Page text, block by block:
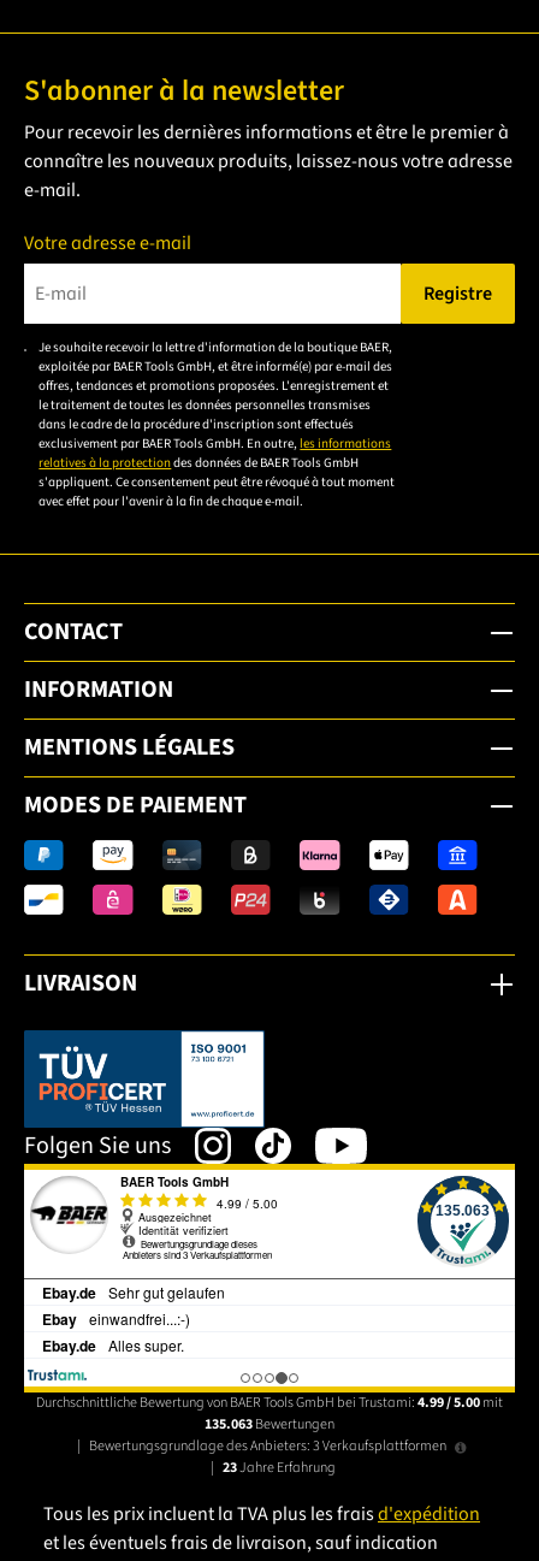
S'abonner à la newsletter
Pour recevoir les dernières informations et être le premier à
connaître les nouveaux produits, laissez-nous votre adresse
e-mail.
Votre adresse e-mail
Veuillez saisir une adresse e-mail valide.
Registre
Je souhaite recevoir la lettre d'information de la boutique BAER,
exploitée par BAER Tools GmbH, et être informé(e) par e-mail des
offres, tendances et promotions proposées. L'enregistrement et
le traitement de toutes les données personnelles transmises
dans le cadre de la procédure d'inscription sont effectués
exclusivement par BAER Tools GmbH. En outre, les informations
relatives à la protectiondes données de BAER Tools GmbH
s'appliquent. Ce consentement peut être révoqué à tout moment
avec effet pour l'avenir à la fin de chaque e-mail.
CONTACT
INFORMATION
MENTIONS LÉGALES
MODES DE PAIEMENT
LIVRAISON
Dieser Link öffnet sich in einem neuen Tab.
Folgen Sie uns
Durchschnittliche Bewertung von BAER Tools GmbH bei Trustami:4.99 / 5.00mit
135.063Bewertungen
| Bewertungsgrundlage des Anbieters: 3 Verkaufsplattformen
| 23Jahre Erfahrung
Tous les prix incluent la TVA plus les fraisd'expédition
et les éventuels frais de livraison, sauf indication